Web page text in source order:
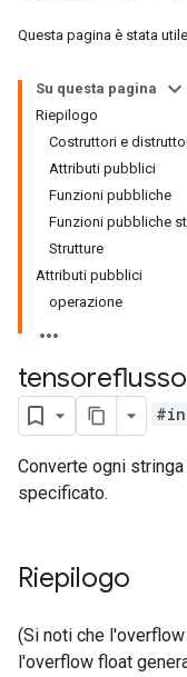
Questa pagina è stata
Su questa pagina
Riepilogo
Costruttori e
Attributi pubblici
Funzioni pubbliche
Funzioni pubbliche
Strutture
Attributi pubblici
operazione
tensoreflusso
Converte ogni
specificato.
Riepilogo
(Si noti che
l'overflow float